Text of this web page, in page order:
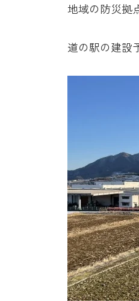
地域の防災拠
道の駅の建設